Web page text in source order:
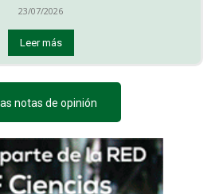
23/07/2026
Leer más
notas de opinión